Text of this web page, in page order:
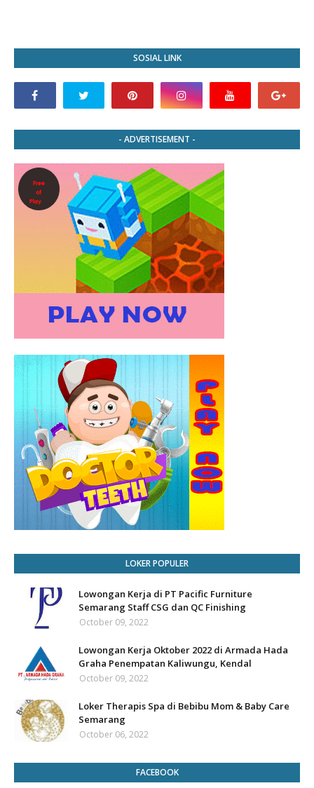
SOSIAL LINK
- ADVERTISEMENT -
LOKER POPULER
Lowongan Kerja di PT Pacific Furniture
Semarang Staff CSG dan QC Finishing
October 09, 2022
Lowongan Kerja Oktober 2022 di Armada Hada
Graha Penempatan Kaliwungu, Kendal
October 09, 2022
Loker Therapis Spa di Bebibu Mom & Baby Care
Semarang
October 06, 2022
FACEBOOK